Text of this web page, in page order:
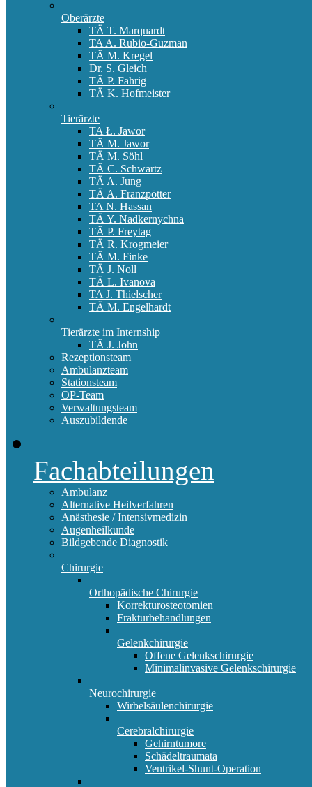
Oberärzte
TÄ T. Marquardt
TA A. Rubio-Guzman
TÄ M. Kregel
Dr. S. Gleich
TÄ P. Fahrig
TÄ K. Hofmeister
Tierärzte
TA Ł. Jawor
TÄ M. Jawor
TÄ M. Söhl
TÄ C. Schwartz
TÄ A. Jung
TÄ A. Franzpötter
TA N. Hassan
TÄ Y. Nadkernychna
TÄ P. Freytag
TÄ R. Krogmeier
TÄ M. Finke
TÄ J. Noll
TÄ L. Ivanova
TA J. Thielscher
TÄ M. Engelhardt
Tierärzte im Internship
TÄ J. John
Rezeptionsteam
Ambulanzteam
Stationsteam
OP-Team
Verwaltungsteam
Auszubildende
Fachabteilungen
Ambulanz
Alternative Heilverfahren
Anästhesie / Intensivmedizin
Augenheilkunde
Bildgebende Diagnostik
Chirurgie
Orthopädische Chirurgie
Korrekturosteotomien
Frakturbehandlungen
Gelenkchirurgie
Offene Gelenkschirurgie
Minimalinvasive Gelenkschirurgie
Neurochirurgie
Wirbelsäulenchirurgie
Cerebralchirurgie
Gehirntumore
Schädeltraumata
Ventrikel-Shunt-Operation